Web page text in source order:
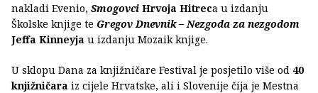
nakladi Evenio, Smogovci Hrvoja Hitreca u izdanju
Školske knjige te Gregov Dnevnik – Nezgoda za nezgodom
Jeffa Kinneyja u izdanju Mozaik knjige.
U sklopu Dana za knjižničare Festival je posjetilo više od 40
knjižničara iz cijele Hrvatske, ali i Slovenije čija je Mestna